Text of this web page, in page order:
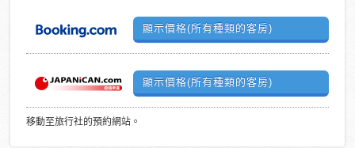
顯示價格(所有種類的客房)
顯示價格(所有種類的客房)
移動至旅行社的預約網站。